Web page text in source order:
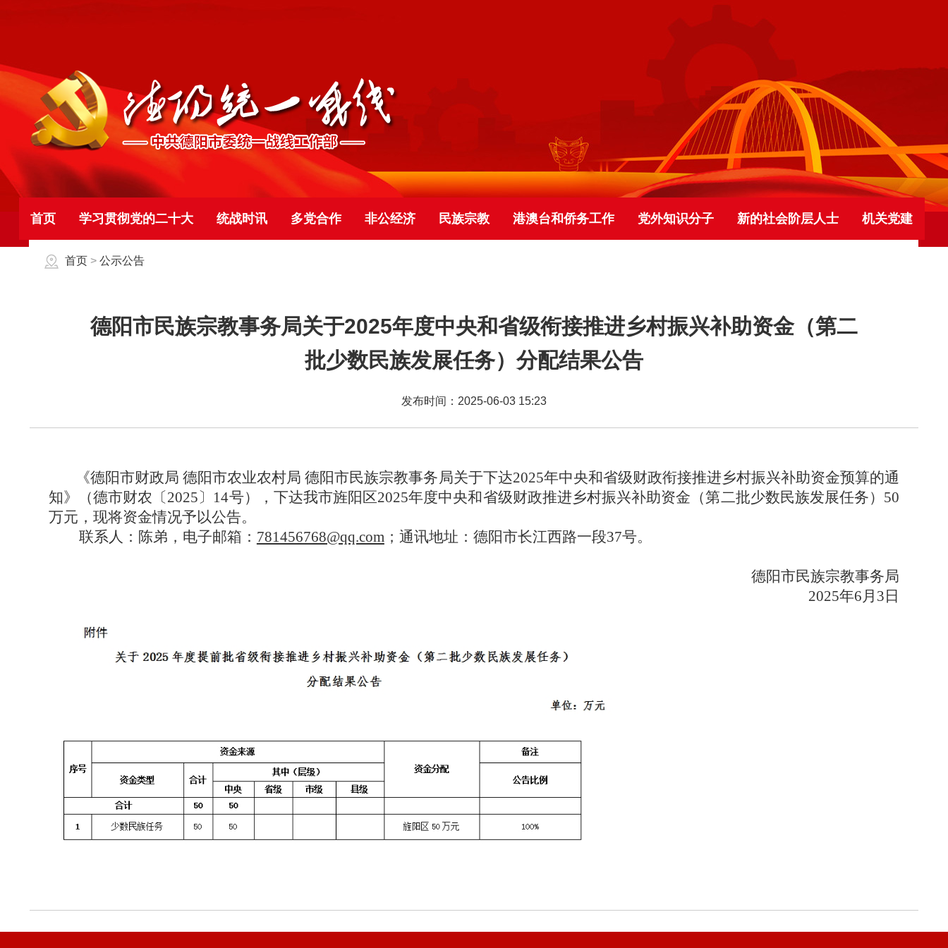
首页 学习贯彻党的二十大 统战时讯 多党合作 非公经济 民族宗教 港澳台和侨务工作 党外知识分子 新的社会阶层人士 机关党建
首页 > 公示公告
德阳市民族宗教事务局关于2025年度中央和省级衔接推进乡村振兴补助资金（第二
批少数民族发展任务）分配结果公告
发布时间：2025-06-03 15:23
《德阳市财政局 德阳市农业农村局 德阳市民族宗教事务局关于下达2025年中央和省级财政衔接推进乡村振兴补助资金预算的通
知》
（德市财农〔2025〕14号），下达我市旌阳区2025年度中央和省级财政推进乡村振兴补助资金（第二批少数民族发展任务） 50
万元，现将资金情况予以公告。
联系人：陈弟，电子邮箱： 781456768@qq.com；通讯地址：德阳市长江西路一段37号。
德阳市民族宗教事务局
2025年6月 3 日